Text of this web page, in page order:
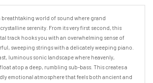
breathtaking world of sound where grand
serenity. From its very first second, this
track hooks you with an overwhelming sense of
sweeping strings with a delicately weeping piano.
luminous sonic landscape where heavenly,
atop a deep, rumbling sub-bass. This creates a
emotional atmosphere that feels both ancient and